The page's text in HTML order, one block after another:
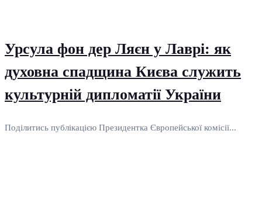
Урсула фон дер Ляєн у Лаврі: як
духовна спадщина Києва служить
культурній дипломатії України
Поділитись публікацією Президентка Європейської комісії...